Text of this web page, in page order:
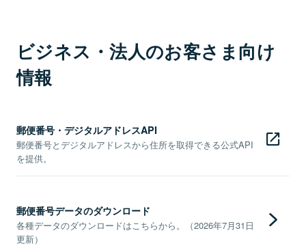
ビジネス・法人のお客さま向け
情報
郵便番号・デジタルアドレスAPI
郵便番号とデジタルアドレスから住所を取得できる公式API
を提供。
郵便番号データのダウンロード
各種データのダウンロードはこちらから。（2026年7月31日
更新）